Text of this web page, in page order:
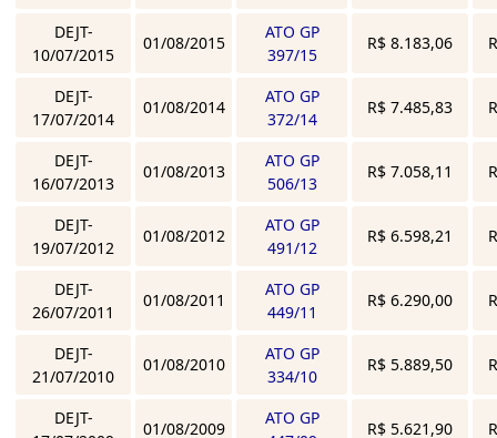
DEJT-
10/07/2015
01/08/2015
ATO GP
397/15
R$ 8.183,06
DEJT-
17/07/2014
01/08/2014
ATO GP
372/14
R$ 7.485,83
DEJT-
16/07/2013
01/08/2013
ATO GP
506/13
R$ 7.058,11
DEJT-
19/07/2012
01/08/2012
ATO GP
491/12
R$ 6.598,21
DEJT-
26/07/2011
01/08/2011
ATO GP
449/11
R$ 6.290,00
DEJT-
21/07/2010
01/08/2010
ATO GP
334/10
R$ 5.889,50
DEJT-
01/08/2009
ATO GP
R$ 5.621,90